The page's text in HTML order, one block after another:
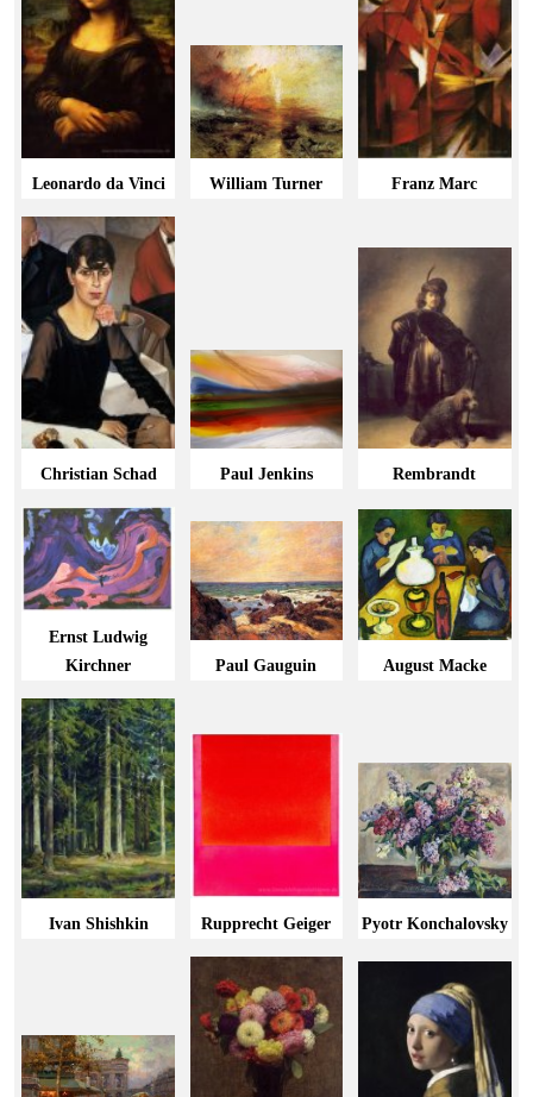
Leonardo da Vinci William Turner Franz Marc
Christian Schad Paul Jenkins Rembrandt
Ernst Ludwig
Kirchner
Paul Gauguin August Macke
Ivan Shishkin Rupprecht Geiger Pyotr Konchalovsky